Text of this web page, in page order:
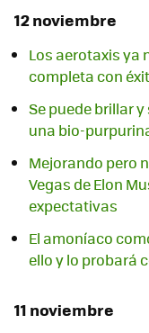
12 noviembre
Los aerotaxis ya
completa con
Se puede brillar
una bio-
Mejorando pero
Vegas de Elon
expectativas
El amoníaco
ello y lo probará
11 noviembre